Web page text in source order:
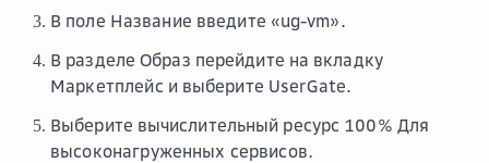
В поле Название введите «ug-vm».
В разделе Образ перейдите на вкладку
Маркетплейс и выберите UserGate.
Выберите вычислительный ресурс 100% Для
высоконагруженных сервисов.